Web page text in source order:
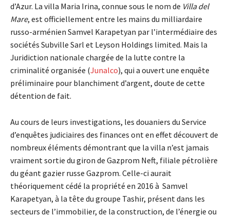
d’Azur. La villa Maria Irina, connue sous le nom de Villa del
Mare, est officiellement entre les mains du milliardaire
russo-arménien Samvel Karapetyan par l’intermédiaire des
sociétés Subville Sarl et Leyson Holdings limited. Mais la
Juridiction nationale chargée de la lutte contre la
criminalité organisée (Junalco), qui a ouvert une enquête
préliminaire pour blanchiment d’argent, doute de cette
détention de fait.
Au cours de leurs investigations, les douaniers du Service
d’enquêtes judiciaires des finances ont en effet découvert de
nombreux éléments démontrant que la villa n’est jamais
vraiment sortie du giron de Gazprom Neft, filiale pétrolière
du géant gazier russe Gazprom. Celle-ci aurait
théoriquement cédé la propriété en 2016 à Samvel
Karapetyan, à la tête du groupe Tashir, présent dans les
secteurs de l’immobilier, de la construction, de l’énergie ou